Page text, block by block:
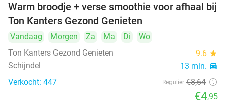
43%
Warm broodje + verse smoothie voor afhaal bij
Ton Kanters Gezond Genieten
Vandaag Morgen Za Ma Di
Wo
Ton Kanters Gezond Genieten
9.6 star
Schijndel 13 min. directions_car
Verkocht: 447 Regulier €8,64
€4,95